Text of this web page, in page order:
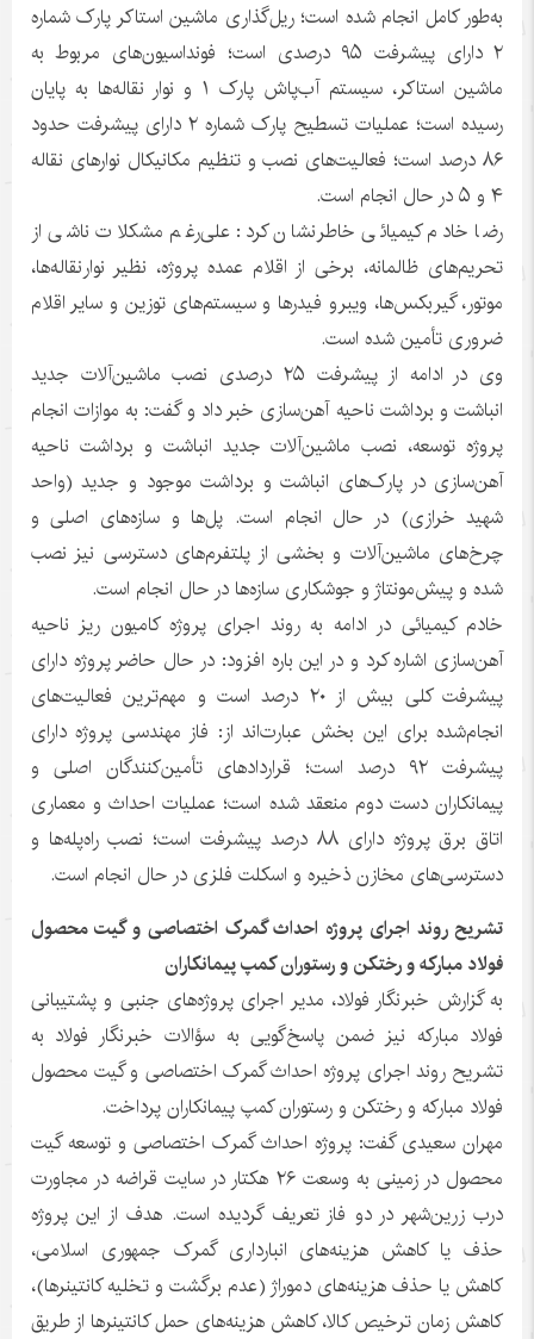
به‌طور کامل انجام شده است؛ ریل‌گذاری ماشین استاکر پارک شماره
۲ دارای پیشرفت ۹۵ درصدی است؛ فونداسیون‌های مربوط به
ماشین استاکر، سیستم آب‌پاش پارک ۱ و نوار نقاله‌ها به پایان
رسیده است؛ عملیات تسطیح پارک شماره ۲ دارای پیشرفت حدود
۸۶ درصد است؛ فعالیت‌های نصب و تنظیم مکانیکال نوارهای نقاله
۴ و ۵ در حال انجام است.
رضا خادم کیمیائی خاطرنشان کرد: علی‌رغم مشکلات ناشی از
تحریم‌های ظالمانه، برخی از اقلام عمده پروژه، نظیر نوارنقاله‌ها،
موتور، گیربکس‌ها، ویبرو فیدرها و سیستم‌های توزین و سایر اقلام
ضروری تأمین شده است.
وی در ادامه از پیشرفت ۲۵ درصدی نصب ماشین‌آلات جدید
انباشت و برداشت ناحیه آهن‌سازی خبر داد و گفت: به موازات انجام
پروژه توسعه، نصب ماشین‌آلات جدید انباشت و برداشت ناحیه
آهن‌سازی در پارک‌های انباشت و برداشت موجود و جدید (واحد
شهید خرازی) در حال انجام است. پل‌ها و سازه‌های اصلی و
چرخ‌های ماشین‌آلات و بخشی از پلتفرم‌های دسترسی نیز نصب
شده و پیش‌مونتاژ و جوشکاری سازه‌ها در حال انجام است.
خادم کیمیائی در ادامه به روند اجرای پروژه کامیون ریز ناحیه
آهن‌سازی اشاره کرد و در این باره افزود: در حال حاضر پروژه دارای
پیشرفت کلی بیش از ۲۰ درصد است و مهم‌ترین فعالیت‌های
انجام‌شده برای این بخش عبارت‌اند از: فاز مهندسی پروژه دارای
پیشرفت ۹۲ درصد است؛ قراردادهای تأمین‌کنندگان اصلی و
پیمانکاران دست دوم منعقد شده است؛ عملیات احداث و معماری
اتاق برق پروژه دارای ۸۸ درصد پیشرفت است؛ نصب راه‌پله‌ها و
دسترسی‌های مخازن ذخیره و اسکلت فلزی در حال انجام است.
تشریح روند اجرای پروژه احداث گمرک اختصاصی و گیت محصول
فولاد مبارکه و رختکن و رستوران کمپ پیمانکاران
به گزارش خبرنگار فولاد، مدیر اجرای پروژه‌های جنبی و پشتیبانی
فولاد مبارکه نیز ضمن پاسخ‌گویی به سؤالات خبرنگار فولاد به
تشریح روند اجرای پروژه احداث گمرک اختصاصی و گیت محصول
فولاد مبارکه و رختکن و رستوران کمپ پیمانکاران پرداخت.
مهران سعیدی گفت: پروژه احداث گمرک اختصاصی و توسعه گیت
محصول در زمینی به وسعت ۲۶ هکتار در سایت قراضه در مجاورت
درب زرین‌شهر در دو فاز تعریف گردیده است. هدف از این پروژه
حذف یا کاهش هزینه‌های انبارداری گمرک جمهوری اسلامی،
کاهش یا حذف هزینه‌های دموراژ (عدم برگشت و تخلیه کانتینرها)،
کاهش زمان ترخیص کالا، کاهش هزینه‌های حمل کانتینرها از طریق